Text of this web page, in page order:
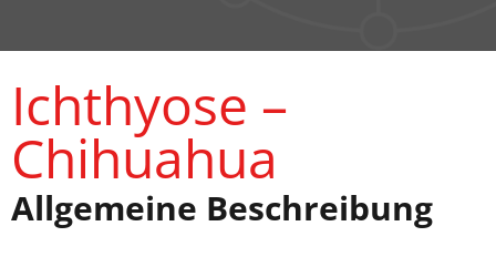
Ichthyose –
Chihuahua
Allgemeine Beschreibung